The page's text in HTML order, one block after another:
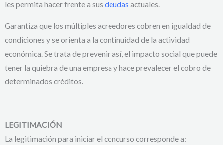
les permita hacer frente a sus deudas actuales.
Garantiza que los múltiples acreedores cobren en igualdad de
condiciones y se orienta a la continuidad de la actividad
económica. Se trata de prevenir así, el impacto social que puede
tener la quiebra de una empresa y hace prevalecer el cobro de
determinados créditos.
LEGITIMACIÓN
La legitimación para iniciar el concurso corresponde a: